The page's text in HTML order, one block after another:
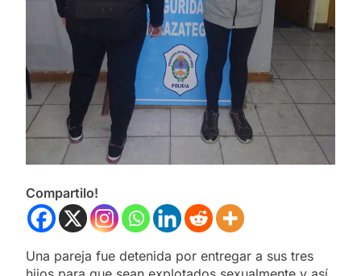
Compartilo!
Una pareja fue detenida por entregar a sus tres